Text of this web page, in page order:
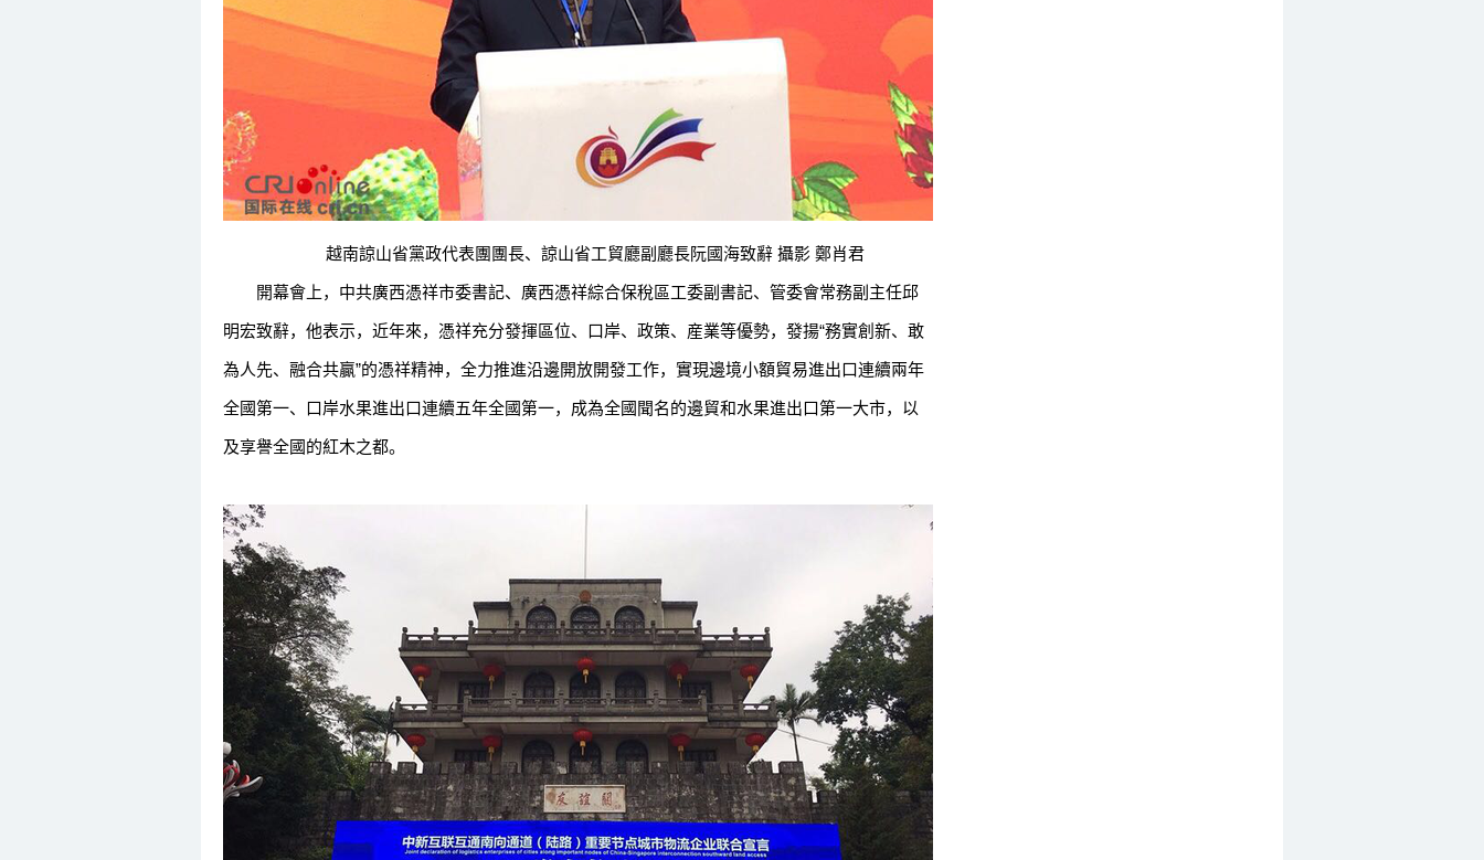
越南諒山省黨政代表團團長、諒山省工貿廳副廳長阮國海致辭 攝影 鄭肖君
開幕會上，中共廣西憑祥市委書記、廣西憑祥綜合保稅區工委副書記、管委會常務副主任邱
明宏致辭，他表示，近年來，憑祥充分發揮區位、口岸、政策、産業等優勢，發揚“務實創新、敢
為人先、融合共贏”的憑祥精神，全力推進沿邊開放開發工作，實現邊境小額貿易進出口連續兩年
全國第一、口岸水果進出口連續五年全國第一，成為全國聞名的邊貿和水果進出口第一大市，以
及享譽全國的紅木之都。